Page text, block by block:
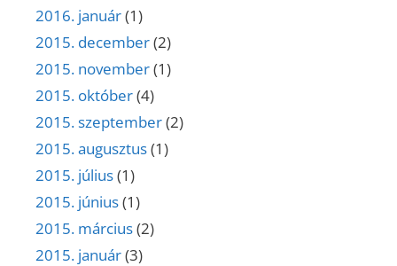
2016. január(1)
2015. december(2)
2015. november(1)
2015. október(4)
2015. szeptember(2)
2015. augusztus(1)
2015. július(1)
2015. június(1)
2015. március(2)
2015. január(3)